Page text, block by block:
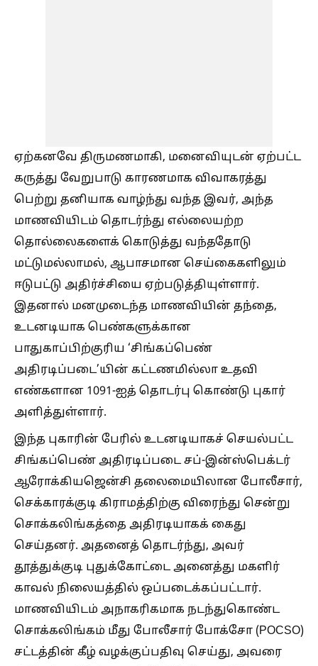
ஏற்கனவே திருமணமாகி, மனைவியுடன் ஏற்பட்ட
கருத்து வேறுபாடு காரணமாக விவாகரத்து
பெற்று தனியாக வாழ்ந்து வந்த இவர், அந்த
மாணவியிடம் தொடர்ந்து எல்லையற்ற
தொல்லைகளைக் கொடுத்து வந்ததோடு
மட்டுமல்லாமல், ஆபாசமான செய்கைகளிலும்
ஈடுபட்டு அதிர்ச்சியை ஏற்படுத்தியுள்ளார்.
இதனால் மனமுடைந்த மாணவியின் தந்தை,
உடனடியாக பெண்களுக்கான
பாதுகாப்பிற்குரிய ‘சிங்கப்பெண்
அதிரடிப்படை’யின் கட்டணமில்லா உதவி
எண்களான 1091-ஐத் தொடர்பு கொண்டு புகார்
அளித்துள்ளார்.
இந்த புகாரின் பேரில் உடனடியாகச் செயல்பட்ட
சிங்கப்பெண் அதிரடிப்படை சப்-இன்ஸ்பெக்டர்
ஆரோக்கியஜென்சி தலைமையிலான போலீசார்,
செக்காரக்குடி கிராமத்திற்கு விரைந்து சென்று
சொக்கலிங்கத்தை அதிரடியாகக் கைது
செய்தனர். அதனைத் தொடர்ந்து, அவர்
தூத்துக்குடி புதுக்கோட்டை அனைத்து மகளிர்
காவல் நிலையத்தில் ஒப்படைக்கப்பட்டார்.
மாணவியிடம் அநாகரிகமாக நடந்துகொண்ட
சொக்கலிங்கம் மீது போலீசார் போக்சோ (POCSO)
சட்டத்தின் கீழ் வழக்குப்பதிவு செய்து, அவரை